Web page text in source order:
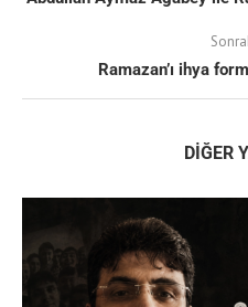
Ramazan’ı ihya
DIĞER